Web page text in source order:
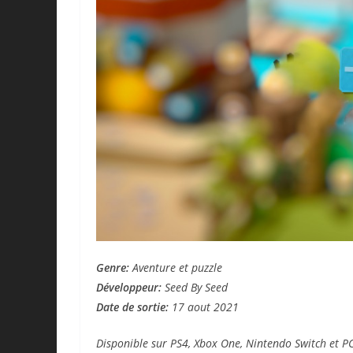
Genre:Aventure et puzzle
Développeur: Seed By Seed
Date de sortie: 17 aout 2021
Disponible sur PS4, Xbox One, Nintendo Switch et